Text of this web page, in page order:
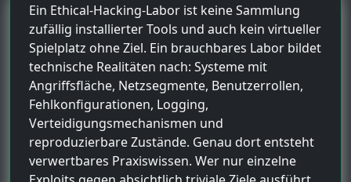
Ein Ethical-Hacking-Labor ist keine Sammlung
zufällig installierter Tools und auch kein virtueller
Spielplatz ohne Ziel. Ein brauchbares Labor bildet
technische Realitäten nach: Systeme mit
Angriffsfläche, Netzsegmente, Benutzerrollen,
Fehlkonfigurationen, Logging,
Verteidigungsmechanismen und
reproduzierbare Zustände. Genau dort entsteht
verwertbares Praxiswissen. Wer nur einzelne